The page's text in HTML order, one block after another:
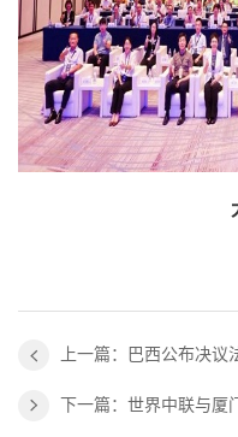
上一篇：巴西公布决
下一篇：世界中联与